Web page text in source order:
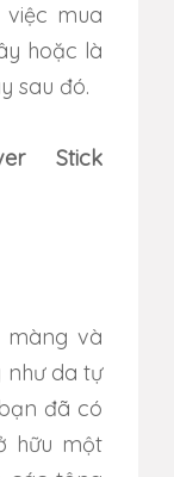
mua
hoặc là
sau đó.
Stick
màng và
da tự
đã có
hữu một